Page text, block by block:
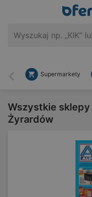
Wstecz
Supermarkety
Wszystkie sklepy
Żyrardów